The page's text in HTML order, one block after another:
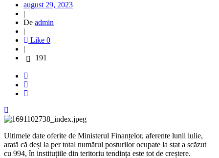
august 29, 2023
|
De admin
|
Like 0
|
191
Ultimele date oferite de Ministerul Finanțelor, aferente lunii iulie,
arată că deși la per total numărul posturilor ocupate la stat a scăzut
cu 994, în instituțiile din teritoriu tendința este tot de creștere.